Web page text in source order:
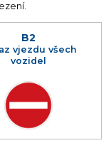
B2
vjezdu všech
vozidel